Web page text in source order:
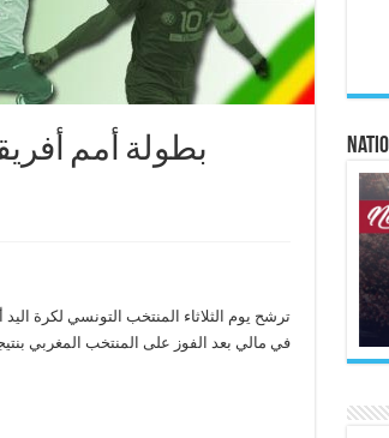
بطولة أمم
في مالي بعد الفوز على المنتخب المغربي بنتيجة 35-